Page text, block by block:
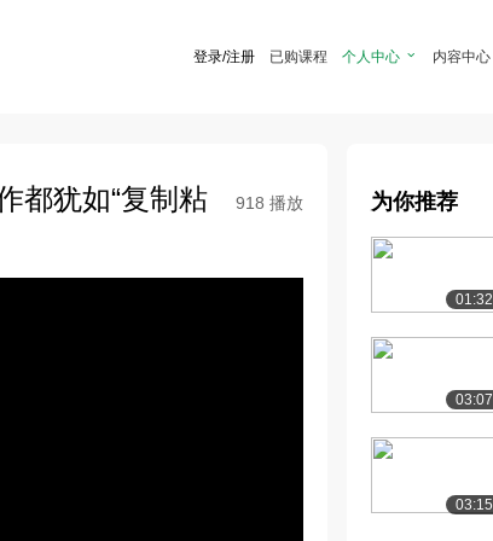
登录/注册 已购课程 个人中心  内容中心
都犹如“复制粘
918 播放 为你推荐
01:32
03:07
03:15